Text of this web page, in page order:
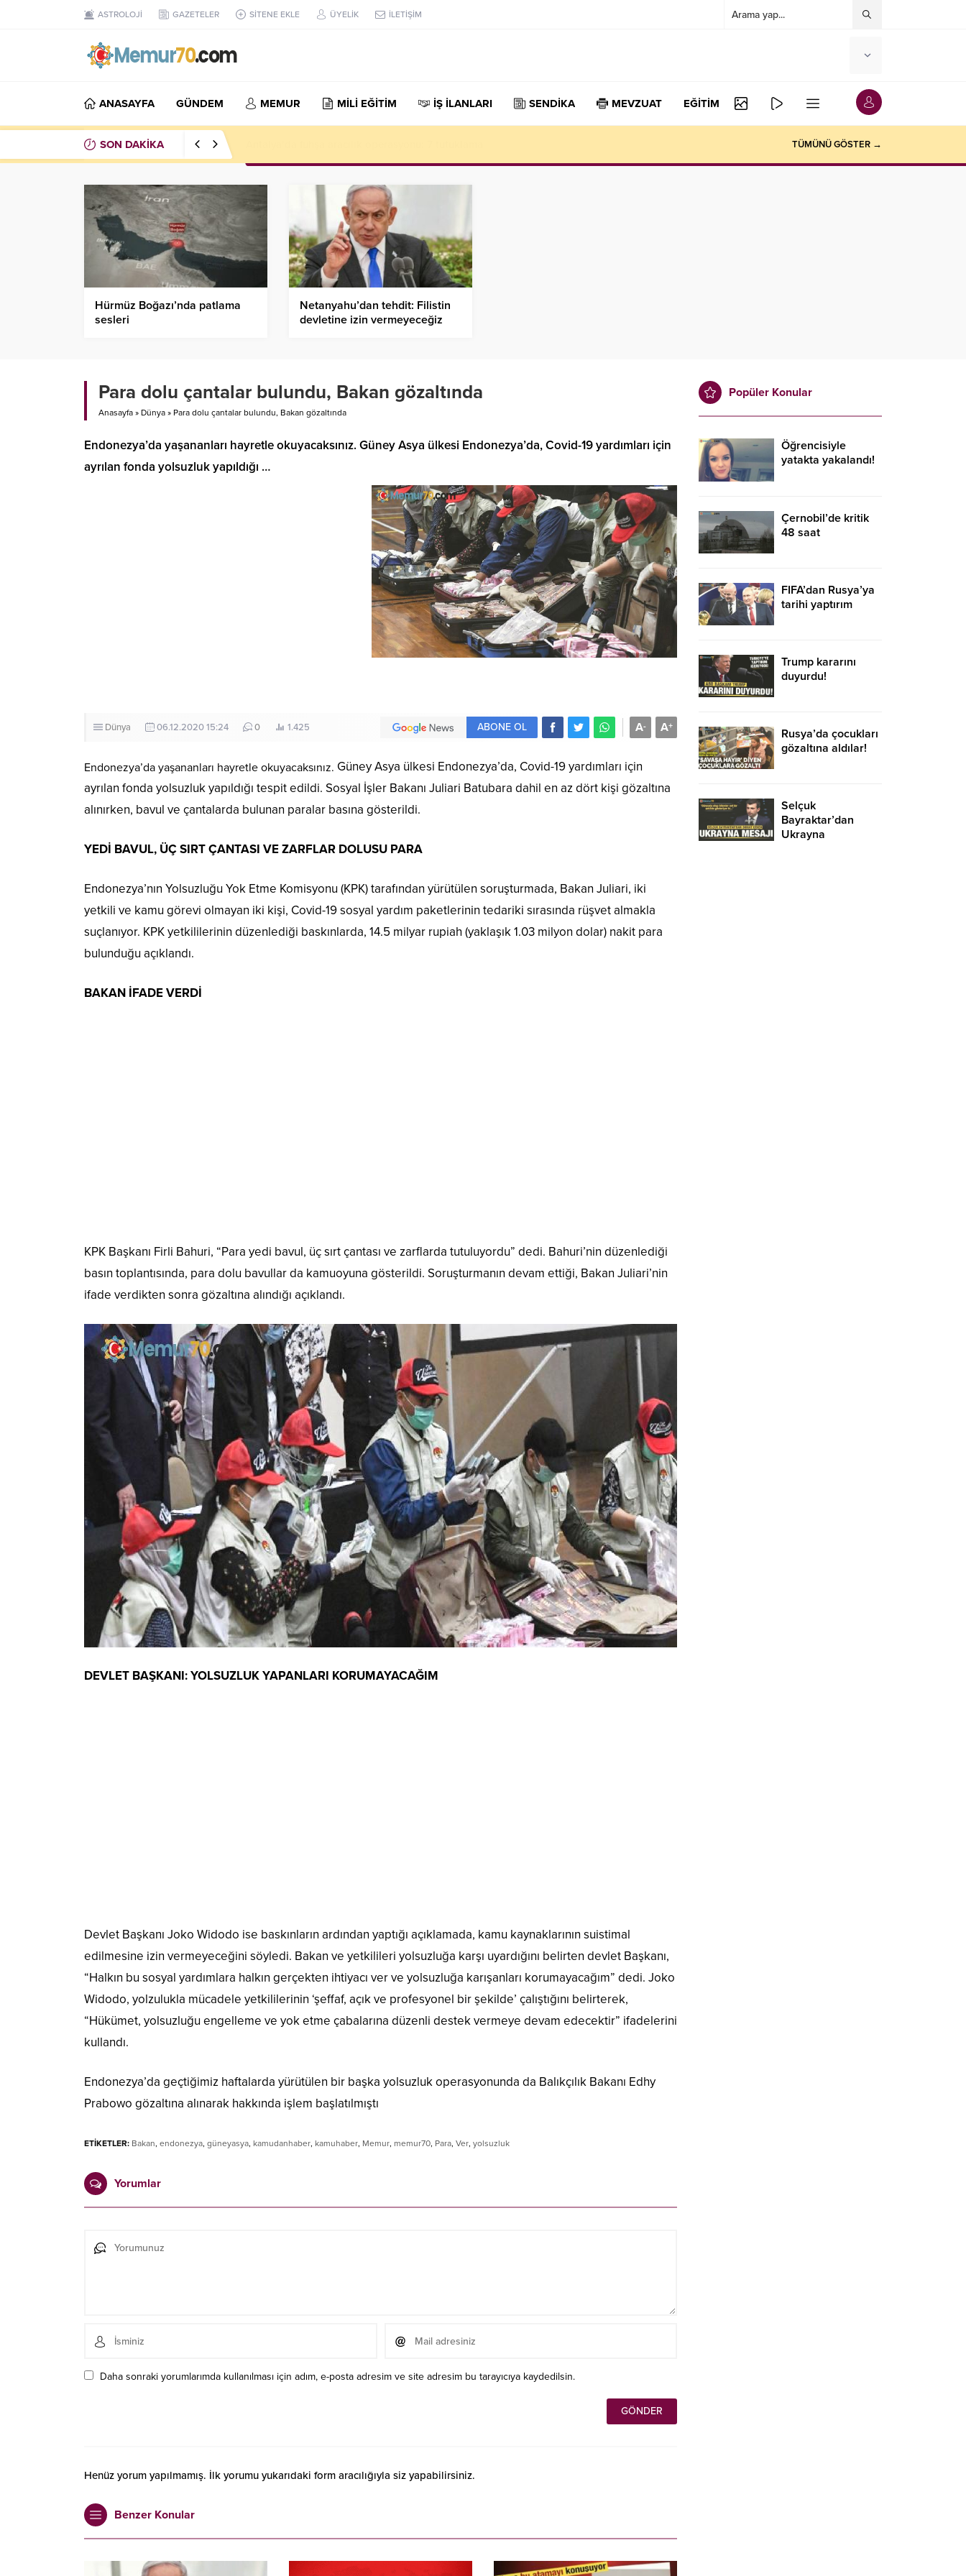
ASTROLOJİ GAZETELER SİTENE EKLE ÜYELİK İLETİŞİM
ANASAYFA GÜNDEM MEMUR MİLİ EĞİTİM İŞ İLANLARI SENDİKA MEVZUAT EĞİTİM
SON DAKİKA TÜMÜNÜ GÖSTER →
Hürmüz Boğazı’nda patlama
sesleri
Netanyahu’dan tehdit: Filistin
devletine izin vermeyeceğiz
Para dolu çantalar bulundu, Bakan gözaltında
Anasayfa » Dünya » Para dolu çantalar bulundu, Bakan gözaltında
Endonezya’da yaşananları hayretle okuyacaksınız. Güney Asya ülkesi Endonezya’da, Covid-19 yardımları için
ayrılan fonda yolsuzluk yapıldığı …
Dünya 06.12.2020 15:24 0 1.425 A+
A-
ABONE OL
Endonezya’da yaşananları hayretle okuyacaksınız. Güney Asya ülkesi Endonezya’da, Covid-19 yardımları için
ayrılan fonda yolsuzluk yapıldığı tespit edildi. Sosyal İşler Bakanı Juliari Batubara dahil en az dört kişi gözaltına
alınırken, bavul ve çantalarda bulunan paralar basına gösterildi.
YEDİ BAVUL, ÜÇ SIRT ÇANTASI VE ZARFLAR DOLUSU PARA
Endonezya’nın Yolsuzluğu Yok Etme Komisyonu (KPK) tarafından yürütülen soruşturmada, Bakan Juliari, iki
yetkili ve kamu görevi olmayan iki kişi, Covid-19 sosyal yardım paketlerinin tedariki sırasında rüşvet almakla
suçlanıyor. KPK yetkililerinin düzenlediği baskınlarda, 14.5 milyar rupiah (yaklaşık 1.03 milyon dolar) nakit para
bulunduğu açıklandı.
BAKAN İFADE VERDİ
KPK Başkanı Firli Bahuri, “Para yedi bavul, üç sırt çantası ve zarflarda tutuluyordu” dedi. Bahuri’nin düzenlediği
basın toplantısında, para dolu bavullar da kamuoyuna gösterildi. Soruşturmanın devam ettiği, Bakan Juliari’nin
ifade verdikten sonra gözaltına alındığı açıklandı.
DEVLET BAŞKANI: YOLSUZLUK YAPANLARI KORUMAYACAĞIM
Devlet Başkanı Joko Widodo ise baskınların ardından yaptığı açıklamada, kamu kaynaklarının suistimal
edilmesine izin vermeyeceğini söyledi. Bakan ve yetkilileri yolsuzluğa karşı uyardığını belirten devlet Başkanı,
“Halkın bu sosyal yardımlara halkın gerçekten ihtiyacı ver ve yolsuzluğa karışanları korumayacağım” dedi. Joko
Widodo, yolzulukla mücadele yetkililerinin ‘şeffaf, açık ve profesyonel bir şekilde’ çalıştığını belirterek,
“Hükümet, yolsuzluğu engelleme ve yok etme çabalarına düzenli destek vermeye devam edecektir” ifadelerini
kullandı.
Endonezya’da geçtiğimiz haftalarda yürütülen bir başka yolsuzluk operasyonunda da Balıkçılık Bakanı Edhy
Prabowo gözaltına alınarak hakkında işlem başlatılmıştı
ETİKETLER: Bakan, endonezya, güneyasya, kamudanhaber, kamuhaber, Memur, memur70, Para, Ver, yolsuzluk
Yorumlar
Daha sonraki yorumlarımda kullanılması için adım, e-posta adresim ve site adresim bu tarayıcıya kaydedilsin.
Henüz yorum yapılmamış. İlk yorumu yukarıdaki form aracılığıyla siz yapabilirsiniz.
Benzer Konular
Popüler Konular
Öğrencisiyle
yatakta yakalandı!
Çernobil’de kritik
48 saat
FIFA’dan Rusya’ya
tarihi yaptırım
Trump kararını
duyurdu!
Rusya’da çocukları
gözaltına aldılar!
Selçuk
Bayraktar’dan
Ukrayna